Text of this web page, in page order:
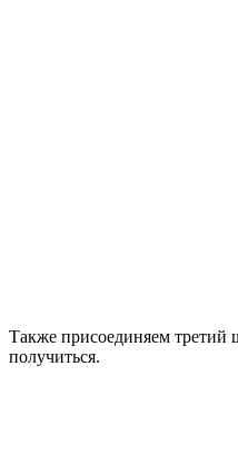
Также присоединяем третий
получиться.